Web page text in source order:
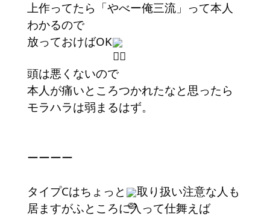
上作ってたら「やべー俺三流」って本人
わかるので
放っておけばOK
頭は悪くないので
本人が痛いところつかれたなと思ったら
モラハラは弱まるはず。
ーーーー
タイプCはちょっと
取り扱い注意な人も
居ますがふところに入って仕舞えば